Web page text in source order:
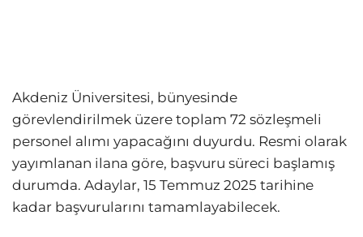
Akdeniz Üniversitesi, bünyesinde
görevlendirilmek üzere toplam 72 sözleşmeli
personel alımı yapacağını duyurdu. Resmi olarak
yayımlanan ilana göre, başvuru süreci başlamış
durumda. Adaylar, 15 Temmuz 2025 tarihine
kadar başvurularını tamamlayabilecek.